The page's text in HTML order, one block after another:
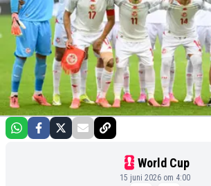
World Cup
15 juni 2026 om 4:00